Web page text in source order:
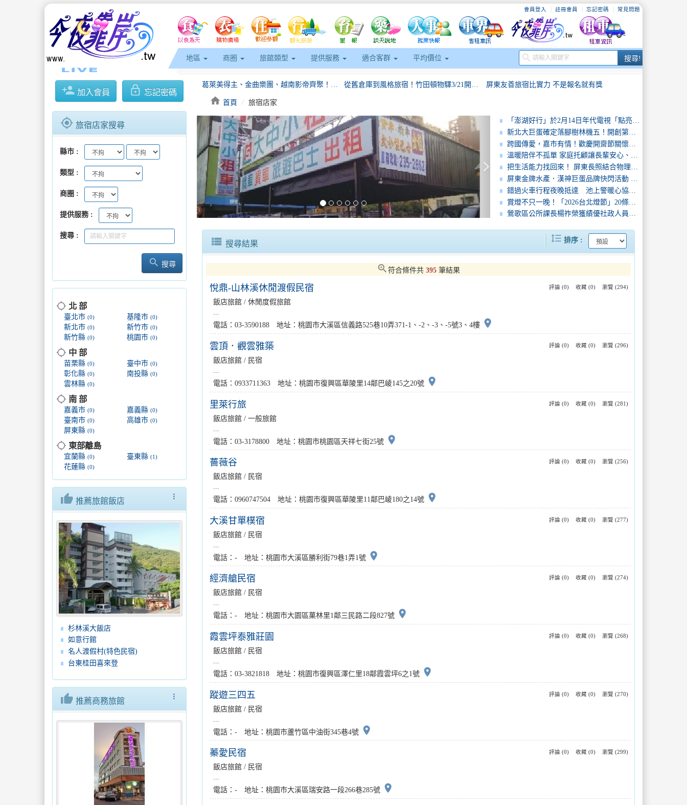
會員登入 註冊會員 忘記密碼 常見問題
地區 商圈 旅館類型 提供服務 適合客群 平均價位
搜
尋
search 搜尋!
person_add 加入會員 lock_outline 忘記密碼
gps_fixed 旅宿店家搜尋
縣市
類型
商圈
提供服務
搜尋
search 搜尋
location_searching 北 部
臺北市 (0) 基隆市(0)
新北市 (0) 新竹市(0)
新竹縣 (0) 桃園市(0)
location_searching 中 部
苗栗縣 (0) 臺中市(0)
彰化縣 (0) 南投縣(0)
雲林縣 (0)
location_searching 南 部
嘉義市 (0) 嘉義縣(0)
臺南市 (0) 高雄市(0)
屏東縣 (0)
location_searching 東部離島
宜蘭縣 (0) 臺東縣(1)
花蓮縣 (0)
more_vert
thumb_up 推薦旅館飯店
杉林溪大飯店
如意行館
名人渡假村(特色民宿)
台東桂田喜來登
more_vert
thumb_up 推薦商務旅館
葛萊美得主、金曲樂團、越南影帝齊聚！8國陣容席捲2026日光海島生活節 從舊倉庫到風格旅宿！竹田頓物驛3/21開幕 打造一站式慢旅行新玩法 屏東友善旅宿比實力 不是報名就有獎
臺北市持續打造穆斯林友善環境再輔導15家業者取得穆斯林友善認證推動成果屢獲國際肯定！ 2026台南市耶誕跨年3演唱會＋3親子活動黃偉哲攜新世代冠軍男團F.F.O公布場次
南瓜界年度盛事全國大南瓜爭霸與星級料理繽紛登場 臺北市戀愛小學堂5/8開放報名首度推出平日下班交友結婚送海島蜜月禮 賞燈不只一晚！「2026台北燈節」20條遊程帶你玩限定旅宿優惠輕鬆省
五一連假玩屏東！山海藝文一次收 還有百萬汽車月月抽
葛萊美得主、金曲樂團、越南影帝齊聚！8國陣容席捲2026日光海島生活節 從舊倉庫到風格旅宿！竹田頓物驛3/21開幕 打造一站式慢旅行新玩法 屏東友善旅宿比實力 不是報名就有獎
新竹市政府與臺南市政府旅宿業管理與觀光行銷經驗交流
臺北市持續打造穆斯林友善環境再輔導15家業者取得穆斯林友善認證推動成果屢獲國際肯定！ 迎接2026年春節及228連假 臺南旅遊活動齊發 市府加強旅宿稽查保障消費權益 2026台南市耶誕跨年3演唱會＋3親子活動黃偉哲攜新世代冠軍男團F.F.O公布場次
賞燈不只一晚！「2026台北燈節」20條遊程帶你玩限定旅宿優惠輕鬆省
home 首頁 旅宿店家
keyboard_arrow_left keyboard_arrow_right
「澎湖好行」於2月14日年代電視「點亮新台灣」播出，歡迎觀看
新北大巨蛋確定落腳樹林機五！開創第四都心躍升國際城市
跨國傳愛，嘉市有情！歡慶開齋節關懷移工打造穆斯林友善城市
溫暖陪伴不孤單 家庭托顧讓長輩安心、家屬放心
把生活能力找回來！ 屏東長照結合物理治療打造新典範
屏東金牌水產．漢神巨蛋品牌快閃活動 「名廚料理 × 金牌業者齊聚，展現產地到餐桌魅力」
錯過火車行程夜晚抵達 池上警暖心協助日籍旅客入住度假村
賞燈不只一晚！「2026台北燈節」20條遊程帶你玩限定旅宿優惠輕鬆省
鶯歌區公所課長楊祚榮獲績優社政人員社工科督導許紋諪獲得「資深敬業獎」
format_line_spacing 排序
view_list 搜尋結果
zoom_in 符合條件共 395筆結果
評論 (0) 收藏 (0) 瀏覽 (294)
悅鼎-山林溪休閒渡假民宿
飯店旅館 / 休閒度假旅館
...
電話：03-3590188 地址：桃園市大溪區信義路525巷10弄371-1、-2、-3、-5號3、4樓 place
評論 (0) 收藏 (0) 瀏覽 (296)
雲頂．觀雲雅築
飯店旅館 / 民宿
電話：0933711363 地址：桃園市復興區華陵里14鄰巴崚145之20號 place
評論 (0) 收藏 (0) 瀏覽 (281)
里萊行旅
飯店旅館 / 一般旅館
電話：03-3178800 地址：桃園市桃園區天祥七街25號 place
評論 (0) 收藏 (0) 瀏覽 (256)
薔薇谷
飯店旅館 / 民宿
...
電話：0960747504 地址：桃園市復興區華陵里11鄰巴崚180之14號 place
評論 (0) 收藏 (0) 瀏覽 (277)
大溪甘單樸宿
飯店旅館 / 民宿
電話：- 地址：桃園市大溪區勝利街79巷1弄1號 place
評論 (0) 收藏 (0) 瀏覽 (274)
經濟艙民宿
飯店旅館 / 民宿
...
電話：- 地址：桃園市大園區菓林里1鄰三民路二段827號 place
評論 (0) 收藏 (0) 瀏覽 (268)
霞雲坪泰雅莊園
飯店旅館 / 民宿
電話：03-3821818 地址：桃園市復興區澤仁里18鄰霞雲坪6之1號 place
評論 (0) 收藏 (0) 瀏覽 (270)
蹤遊三四五
飯店旅館 / 民宿
電話：- 地址：桃園市蘆竹區中油街345巷4號 place
評論 (0) 收藏 (0) 瀏覽 (299)
蓁愛民宿
飯店旅館 / 民宿
...
電話：- 地址：桃園市大溪區瑞安路一段266巷285號 place